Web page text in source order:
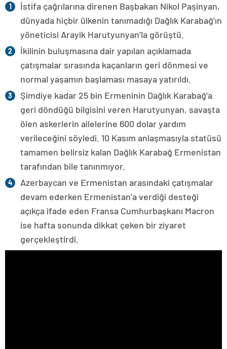
İstifa çağrılarına direnen Başbakan Nikol Paşinyan,
dünyada hiçbir ülkenin tanımadığı Dağlık Karabağ’ın
yöneticisi Arayik Harutyunyan’la görüştü.
İkilinin buluşmasına dair yapılan açıklamada
çatışmalar sırasında kaçanların geri dönmesi ve
normal yaşamın başlaması masaya yatırıldı.
Şimdiye kadar 25 bin Ermeninin Dağlık Karabağ’a
geri döndüğü bilgisini veren Harutyunyan, savaşta
ölen askerlerin ailelerine 600 dolar yardım
verileceğini söyledi. 10 Kasım anlaşmasıyla statüsü
tamamen belirsiz kalan Dağlık Karabağ Ermenistan
tarafından bile tanınmıyor.
Azerbaycan ve Ermenistan arasındaki çatışmalar
devam ederken Ermenistan’a verdiği desteği
açıkça ifade eden Fransa Cumhurbaşkanı Macron
ise hafta sonunda dikkat çeken bir ziyaret
gerçekleştirdi.